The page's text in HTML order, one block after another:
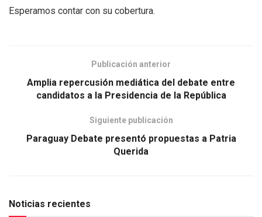
Esperamos contar con su cobertura.
Publicación anterior
Amplia repercusión mediática del debate entre
candidatos a la Presidencia de la República
Siguiente publicación
Paraguay Debate presentó propuestas a Patria
Querida
Noticias recientes